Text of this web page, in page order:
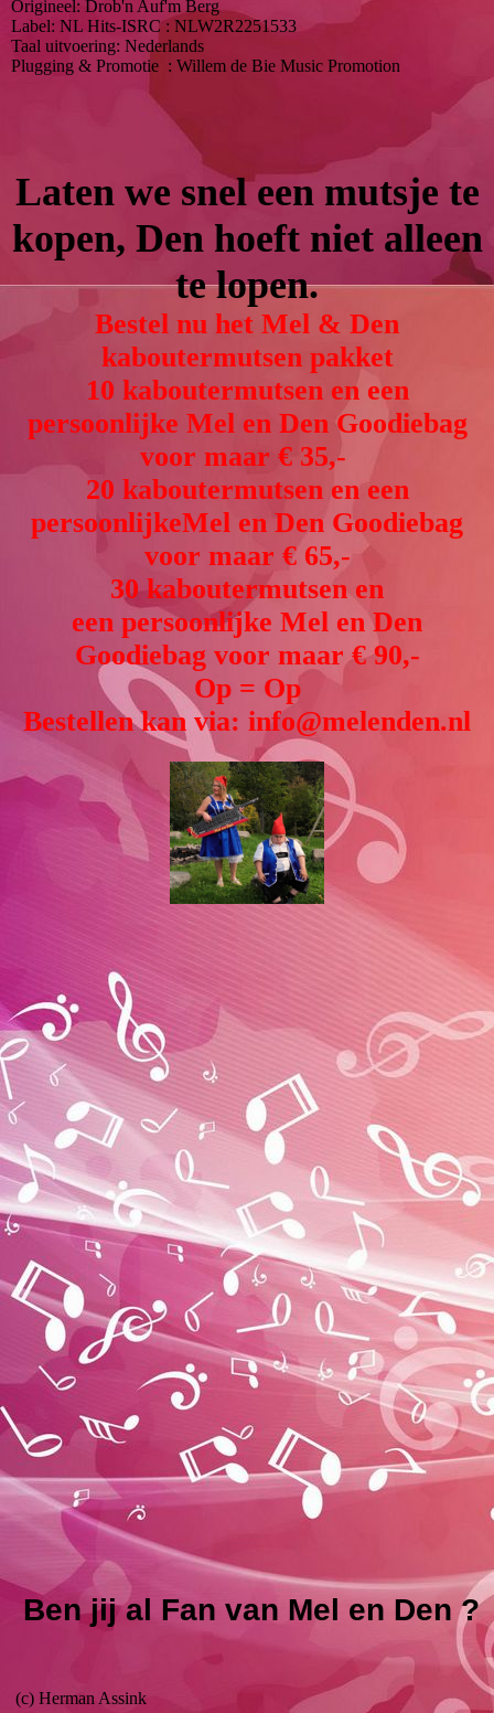
Origineel: Drob'n Auf'm Berg
Label: NL Hits-ISRC : NLW2R2251533
Taal uitvoering: Nederlands
Plugging & Promotie : Willem de Bie Music Promotion
Laten we snel een mutsje te
kopen, Den hoeft niet alleen
te lopen.
Bestel nu het Mel & Den
kaboutermutsen pakket
10 kaboutermutsen en een
persoonlijke Mel en Den Goodiebag
voor maar € 35,-
20 kaboutermutsen en een
persoonlijkeMel en Den Goodiebag
voor maar € 65,-
30 kaboutermutsen en
een persoonlijke Mel en Den
Goodiebag voor maar € 90,-
Op = Op
Bestellen kan via: info@melenden.nl
Ben jij al Fan van Mel en Den ?
(c) Herman Assink